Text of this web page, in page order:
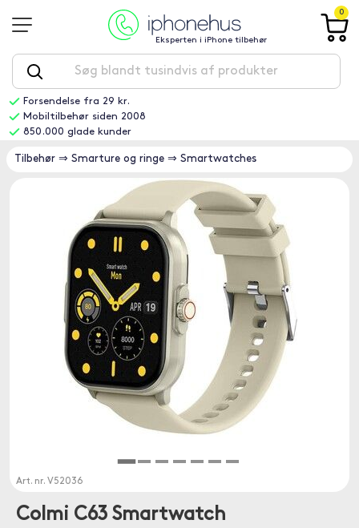
Eksperten i iPhone tilbehør
0
Forsendelse fra 29 kr.
Mobiltilbehør siden 2008
850.000 glade kunder
Tilbehør ⇒ Smarture og ringe ⇒ Smartwatches
Art. nr. V52036
Colmi C63 Smartwatch